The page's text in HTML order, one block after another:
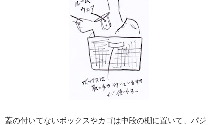
蓋の付いてないボックスやカゴは中段の棚に置いて、パジ